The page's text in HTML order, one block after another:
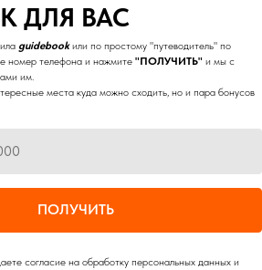
Участвовать
ДЛЯ ВАС
guidebookили по простому "путеводитель" по
номер телефона и нажмите "ПОЛУЧИТЬ" и мы с
им.
места куда можно сходить, но и пара бонусов
ПОЛУЧИТЬ
согласие на обработку персональных данных и